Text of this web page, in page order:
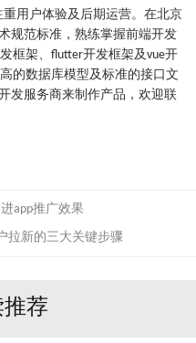
用户体验及后期运营。在北京
规范标准，熟练掌握前端开发
框架、flutter开发框架及vue开
的数据库模型及标准的接口文
发服务商来制作产品，欢迎联
app推广效果
拉新的三大关键步骤
推荐